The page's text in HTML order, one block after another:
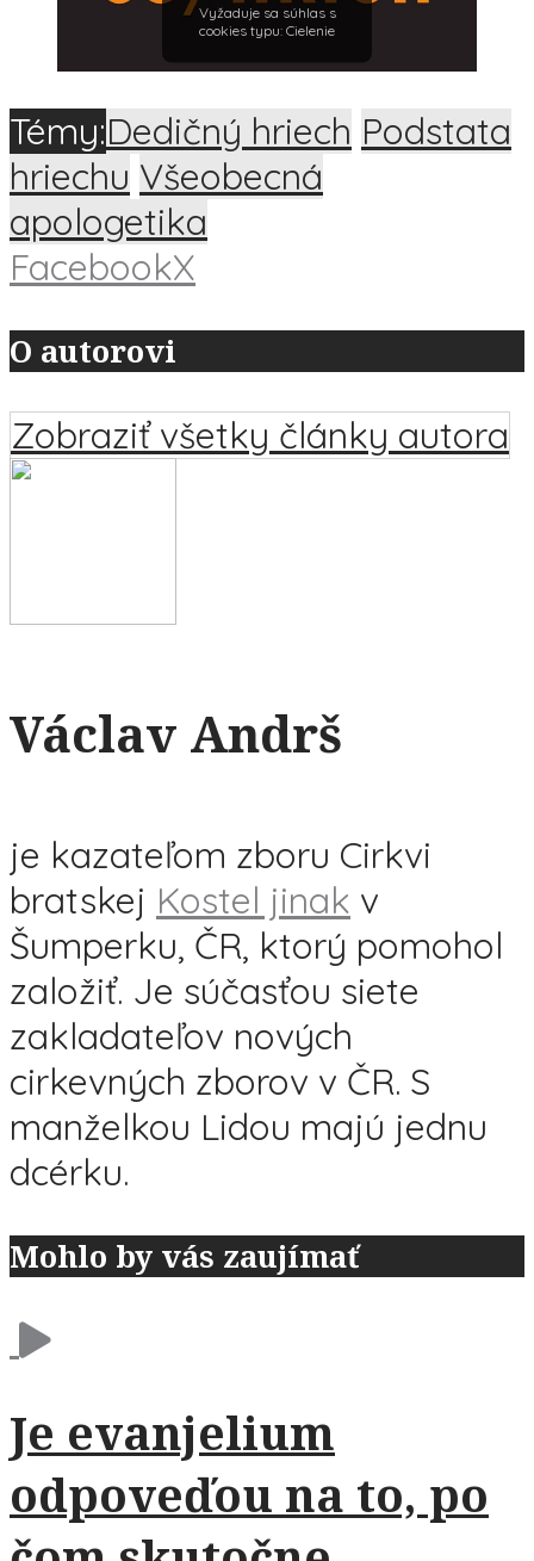
Vyžaduje sa súhlas s
cookies typu: Cielenie
Témy:Dedičný hriech Podstata
hriechu Všeobecná
apologetika
FacebookX
O autorovi
Zobraziť všetky články autora
Václav Andrš
je kazateľom zboru Cirkvi
bratskej Kostel jinak v
Šumperku, ČR, ktorý pomohol
založiť. Je súčasťou siete
zakladateľov nových
cirkevných zborov v ČR. S
manželkou Lidou majú jednu
dcérku.
Mohlo by vás zaujímať
Je evanjelium
odpoveďou na to, po